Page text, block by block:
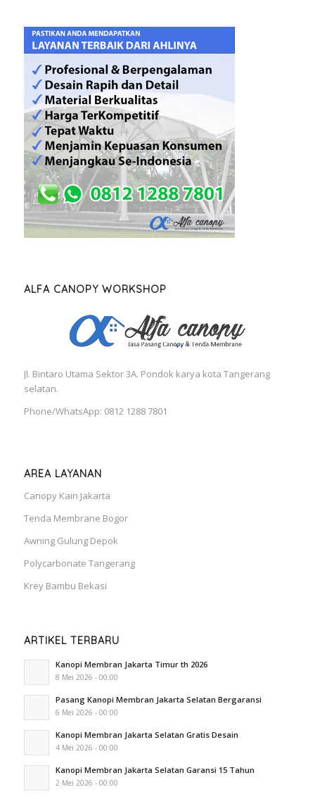
ALFA CANOPY WORKSHOP
Jl. Bintaro Utama Sektor 3A. Pondok karya kota Tangerang
selatan.
Phone/WhatsApp: 0812 1288 7801
AREA LAYANAN
Canopy Kain Jakarta
Tenda Membrane Bogor
Awning Gulung Depok
Polycarbonate Tangerang
Krey Bambu Bekasi
ARTIKEL TERBARU
Kanopi Membran Jakarta Timur th 2026
8 Mei 2026 - 00:00
Pasang Kanopi Membran Jakarta Selatan Bergaransi
6 Mei 2026 - 00:00
Kanopi Membran Jakarta Selatan Gratis Desain
4 Mei 2026 - 00:00
Kanopi Membran Jakarta Selatan Garansi 15 Tahun
2 Mei 2026 - 00:00